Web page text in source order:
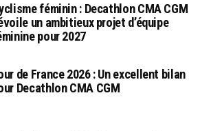
féminin : Decathlon CMA CGM
un ambitieux projet d’équipe
pour 2027
de France 2026 : Un excellent bilan
Decathlon CMA CGM